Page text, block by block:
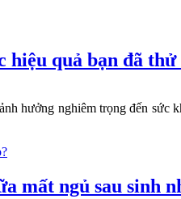
quả bạn đã thử
hưởng nghiêm trọng đến
mất ngủ sau sinh